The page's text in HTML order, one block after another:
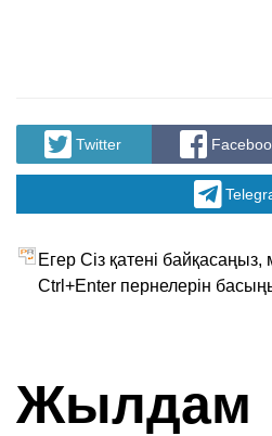
Twitter
Егер Сіз қатені байқасаңыз,
Ctrl+Enter пернелерін
Жылдам